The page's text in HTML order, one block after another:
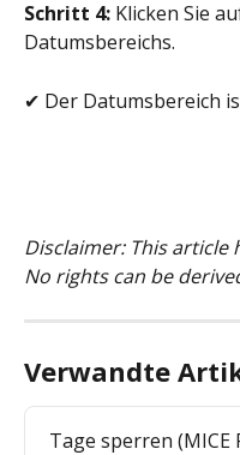
Schritt 4: Klicken Sie
Datumsbereichs.
✔ Der Datumsbereich
Disclaimer: This article
No rights can be
Verwandte
Tage sperren (MICE